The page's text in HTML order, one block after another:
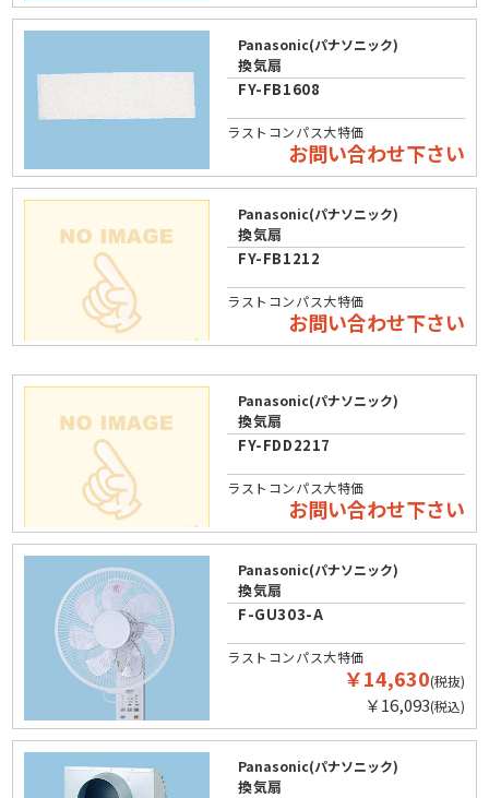
Panasonic(パナソニック)
換気扇
FY-FB1608
ラストコンパス大特価
お問い合わせ下さい
Panasonic(パナソニック)
換気扇
FY-FB1212
ラストコンパス大特価
お問い合わせ下さい
Panasonic(パナソニック)
換気扇
FY-FDD2217
ラストコンパス大特価
お問い合わせ下さい
Panasonic(パナソニック)
換気扇
F-GU303-A
ラストコンパス大特価
￥14,630(税抜)
￥16,093(税込)
Panasonic(パナソニック)
換気扇